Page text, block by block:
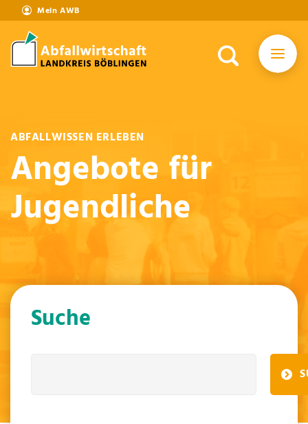
Mein AWB
ABFALLWISSEN ERLEBEN
Angebote für
Jugendliche
Suche